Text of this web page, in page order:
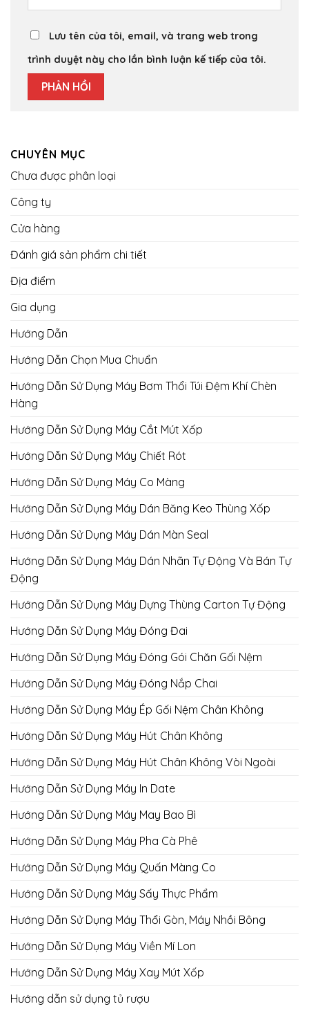
Lưu tên của tôi, email, và trang web trong
trình duyệt này cho lần bình luận kế tiếp của tôi.
CHUYÊN MỤC
Chưa được phân loại
Công ty
Cửa hàng
Đánh giá sản phẩm chi tiết
Địa điểm
Gia dụng
Hướng Dẫn
Hướng Dẫn Chọn Mua Chuẩn
Hướng Dẫn Sử Dụng Máy Bơm Thổi Túi Đệm Khí Chèn
Hàng
Hướng Dẫn Sử Dụng Máy Cắt Mút Xốp
Hướng Dẫn Sử Dụng Máy Chiết Rót
Hướng Dẫn Sử Dụng Máy Co Màng
Hướng Dẫn Sử Dụng Máy Dán Băng Keo Thùng Xốp
Hướng Dẫn Sử Dụng Máy Dán Màn Seal
Hướng Dẫn Sử Dụng Máy Dán Nhãn Tự Động Và Bán Tự
Động
Hướng Dẫn Sử Dụng Máy Dựng Thùng Carton Tự Động
Hướng Dẫn Sử Dụng Máy Đóng Đai
Hướng Dẫn Sử Dụng Máy Đóng Gói Chăn Gối Nệm
Hướng Dẫn Sử Dụng Máy Đóng Nắp Chai
Hướng Dẫn Sử Dụng Máy Ép Gối Nệm Chân Không
Hướng Dẫn Sử Dụng Máy Hút Chân Không
Hướng Dẫn Sử Dụng Máy Hút Chân Không Vòi Ngoài
Hướng Dẫn Sử Dụng Máy In Date
Hướng Dẫn Sử Dụng Máy May Bao Bì
Hướng Dẫn Sử Dụng Máy Pha Cà Phê
Hướng Dẫn Sử Dụng Máy Quấn Màng Co
Hướng Dẫn Sử Dụng Máy Sấy Thực Phẩm
Hướng Dẫn Sử Dụng Máy Thổi Gòn, Máy Nhồi Bông
Hướng Dẫn Sử Dụng Máy Viền Mí Lon
Hướng Dẫn Sử Dụng Máy Xay Mút Xốp
Hướng dẫn sử dụng tủ rượu